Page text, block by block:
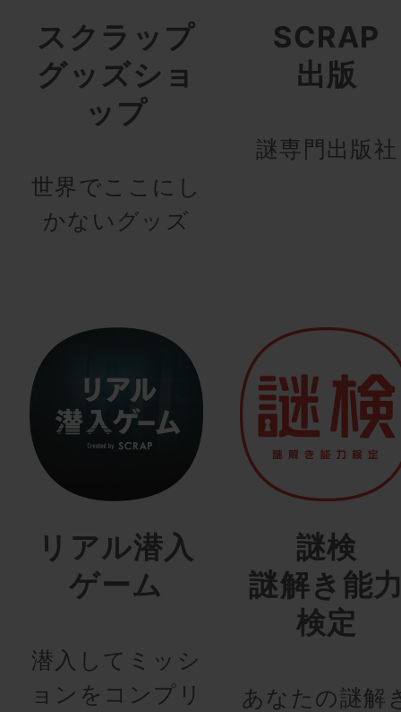
スクラップ
グッズショ
ップ
世界でここにし
かないグッズ
SCRAP
出版
謎専門出版社
リアル潜入
ゲーム
潜入してミッシ
ョンをコンプリ
謎検
謎解き能
検定
あなたの謎解